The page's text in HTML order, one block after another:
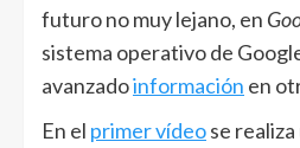
futuro no muy lejano, en
sistema operativo de
avanzadoinformación en
En el primer vídeose